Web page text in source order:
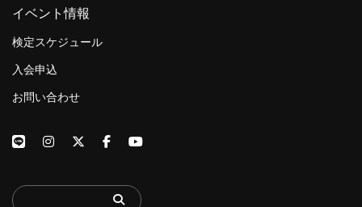
イベント情報
検定スケジュール
入会申込
お問い合わせ